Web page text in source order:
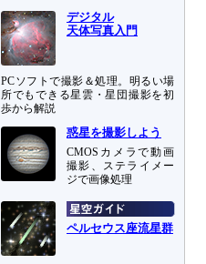
デジタル
天体写真入門
PCソフトで撮影＆処理。明るい場
所でもできる星雲・星団撮影を初
歩から解説
惑星を撮影しよう
CMOSカメラで動画
撮影、ステライメー
ジで画像処理
ペルセウス座流星群